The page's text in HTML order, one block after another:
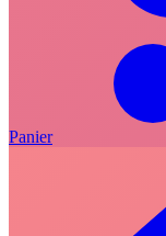
Panier